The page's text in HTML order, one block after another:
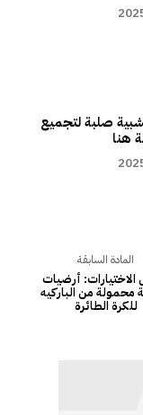
صلبة لتجميع
هنا
المادة السابقة
أرضيات
محمولة من الباركيه
للكرة الطائرة